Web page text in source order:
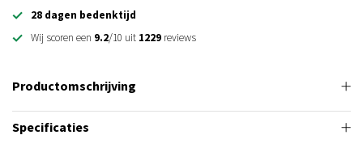
28 dagen bedenktijd
Wij scoren een 9.2/10 uit 1229 reviews
Productomschrijving
Specificaties